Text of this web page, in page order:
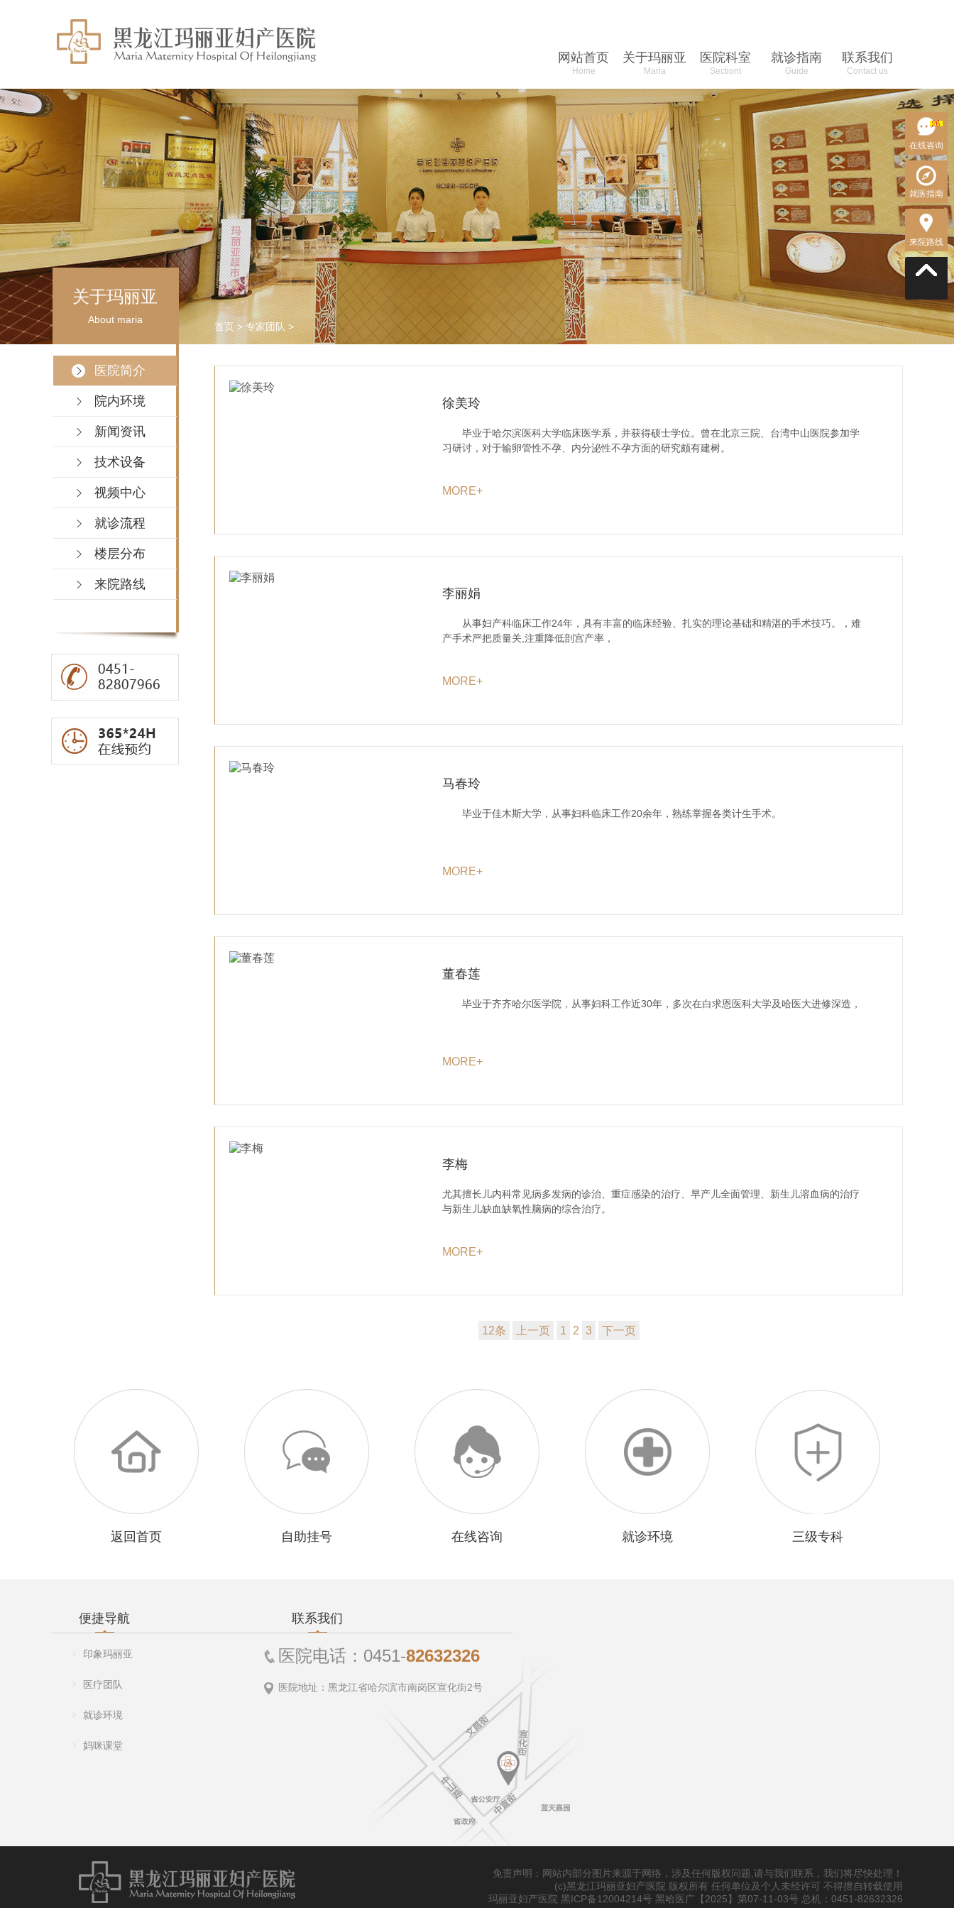
网站首页
Home
关于玛丽亚
Maria
关于玛丽亚 /About Maria
医院简介 院内环境 新闻资讯
技术设备 视频中心
医院科室
Sectiont
就诊指南
Guide
就诊指南 /Guide
就诊流程 楼层分布 来院路线
在线预约 在线咨询
联系我们
Contact us
关于玛丽亚
About maria
医院简介
院内环境
新闻资讯
技术设备
视频中心
就诊流程
楼层分布
来院路线
首页>专家团队>
徐美玲
毕业于哈尔滨医科大学临床医学系，并获得硕士学位。曾在北京三院、台湾中山医院参加学
习研讨，对于输卵管性不孕、内分泌性不孕方面的研究颇有建树。
MORE+
李丽娟
从事妇产科临床工作24年，具有丰富的临床经验、扎实的理论基础和精湛的手术技巧。，难
产手术严把质量关,注重降低剖宫产率，
MORE+
马春玲
毕业于佳木斯大学，从事妇科临床工作20余年，熟练掌握各类计生手术。
MORE+
董春莲
毕业于齐齐哈尔医学院，从事妇科工作近30年，多次在白求恩医科大学及哈医大进修深造，
MORE+
李梅
尤其擅长儿内科常见病多发病的诊治、重症感染的治疗、早产儿全面管理、新生儿溶血病的治疗
与新生儿缺血缺氧性脑病的综合治疗。
MORE+
12条 上一页 1 2 3 下一页
返回首页 自助挂号 在线咨询 就诊环境 三级专科
便捷导航
印象玛丽亚
医疗团队
就诊环境
妈咪课堂
联系我们
医院电话： 0451-82632326
医院地址：黑龙江省哈尔滨市南岗区宣化街2号
免责声明：网站内部分图片来源于网络，涉及任何版权问题,请与我们联系，我们将尽快处理！
(c)黑龙江玛丽亚妇产医院 版权所有 任何单位及个人未经许可 不得擅自转载使用
玛丽亚妇产医院 黑ICP备12004214号 黑哈医广【2025】第07-11-03号 总机：0451-82632326
在线咨询
就医指南
来院路线